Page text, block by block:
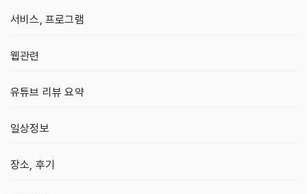
서비스, 프로그램
웹관련
유튜브 리뷰 요약
일상정보
장소, 후기